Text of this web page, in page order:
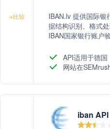
+比较
IBAN.lv 提供国际银
据结构识别、格式
IBAN国家银行账户验
API适用于德国
网站在
iban API